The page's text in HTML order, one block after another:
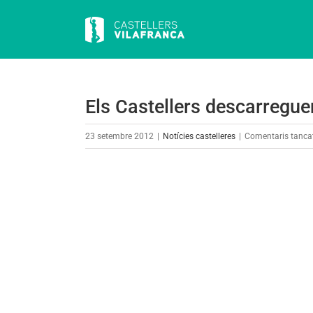
Els Castellers
23 setembre 2012 Notícies castelleres Comentaris